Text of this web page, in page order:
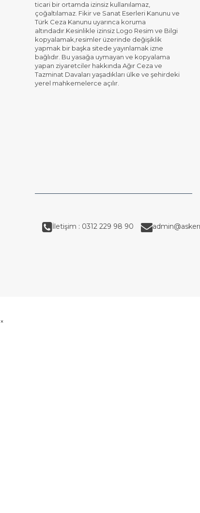
ticari bir ortamda izinsiz kullanılamaz,
çoğaltılamaz. Fikir ve Sanat Eserleri Kanunu ve
Türk Ceza Kanunu uyarınca koruma
altındadır.Kesinlikle izinsiz Logo Resim ve Bilgi
kopyalamak,resimler üzerinde değişiklik
yapmak bir başka sitede yayınlamak izne
bağlıdır. Bu yasağa uymayan ve kopyalama
yapan ziyaretciler hakkında Ağır Ceza ve
Tazminat Davaları yaşadıkları ülke ve şehirdeki
yerel mahkemelerce açılır.
İletişim : 0312 229 98 90
×